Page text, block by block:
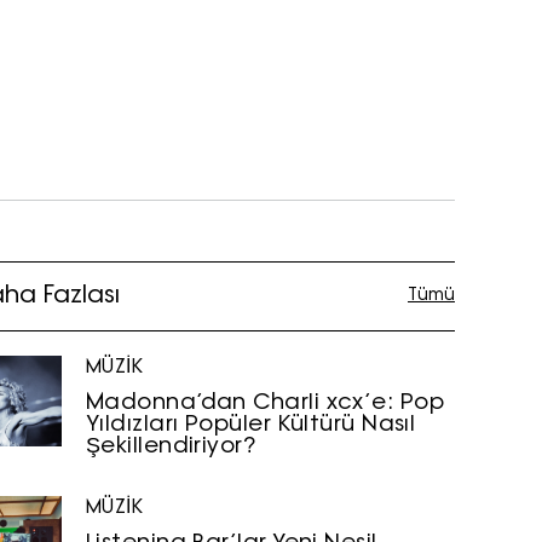
Fazlası Tümü
MÜZİK
Madonna’dan Charli xcx’e: Pop
Yıldızları Popüler Kültürü Nasıl
Şekillendiriyor?
MÜZİK